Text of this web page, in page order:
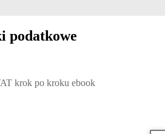
podatkowe
po kroku ebook, Patrycja Kubiesa -
krok po kroku ebook